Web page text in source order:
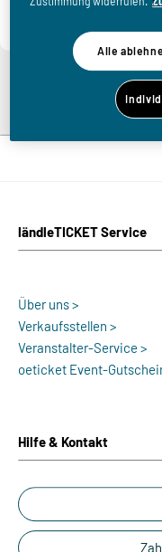
ländleTICKET Service
Über uns >
Verkaufsstellen >
Veranstalter-Service >
oeticket Event-
Hilfe & Kontakt
Alle